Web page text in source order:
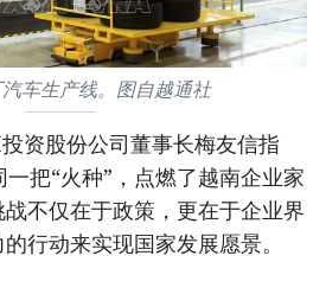
汽车生产线。图自越通社
资股份公司董事长梅友信指
把“火种”，点燃了越南企业家
不仅在于政策，更在于企业界
行动来实现国家发展愿景。